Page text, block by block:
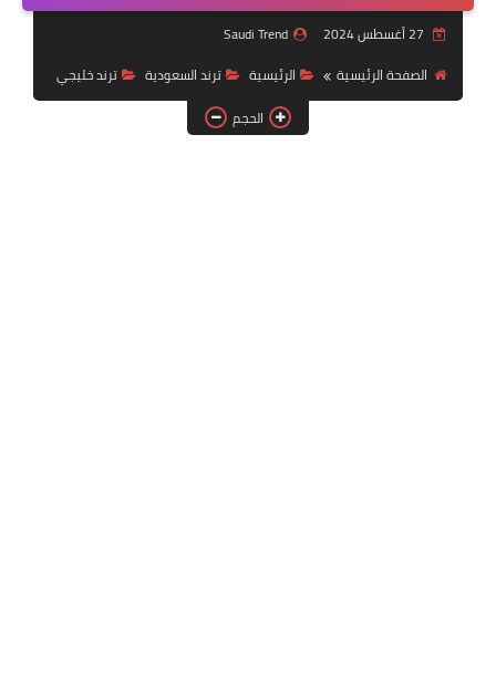
خدمات منصة أبشر
رياضة
وظائف عسكرية
Saudi Trend
الصفحة الرئيسية
الرئيسية ترند السعودية
ترند خليجي
الحجم